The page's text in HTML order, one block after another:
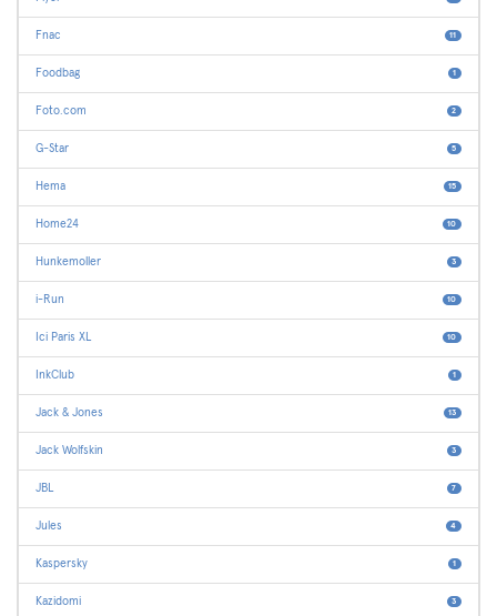
Fnac 11
Foodbag 1
Foto.com 2
G-Star 5
Hema 15
Home24 10
Hunkemoller 3
i-Run 10
Ici Paris XL 10
InkClub 1
Jack & Jones 13
Jack Wolfskin 3
JBL 7
Jules 4
Kaspersky 1
Kazidomi 3